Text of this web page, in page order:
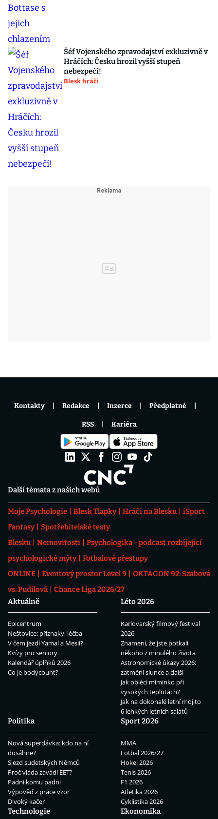
Šéf Vojenského zpravodajství exkluzivně v
Hráčích: Česku hrozil vyšší stupeň
nebezpečí!
Blesk hráči
Další témata z našich webů
Moje Psychologie Blesk Tlapky Hráči na Blesku
iSport
Fantasy
Spotřebitelské testy
Blesku
Nemovitosti
Psychologika - podcast rozbíjející
psychologické mýty
Fotbalové přestupy
ONLINE
Eventový prostor Level 9
OKTAGON 92: Szabová
vs. Pudilová
Chance Liga 2026/27
Aktuálně
Epicentrum
Neštovice: příznaky, léčba
V čem jezdí Yamal a Mesii?
Kvízy pro seniory
Kalendář úplňků 2026
Co je bodycount?
Léto 2026
Karlovarský filmový festival
2026
Znamení, že jste potkali
někoho z minulého života
Astronomické úkazy 2026:
zatmění slunce a další
Jak obléci miminko při
vysokých teplotách?
Jak na dokonalé letní mojito
6 lehkých letních salátů
Politika
Nová superdávka: kdo na ní
dosáhne?
Sjezd sudetských Němců
Proč vláda zavádí EET?
Padni komu padni
Výpověď z práce vzor
Divoký kačer
Sport 2026
MMA
Fotbal 2026/27
Hokej 2026
Tenis 2026
F1 2026
Atletika 2026
Cyklistika 2026
Technologie
Ekonomika
Kontakty Redakce Inzerce Předplatné
RSS Kariéra